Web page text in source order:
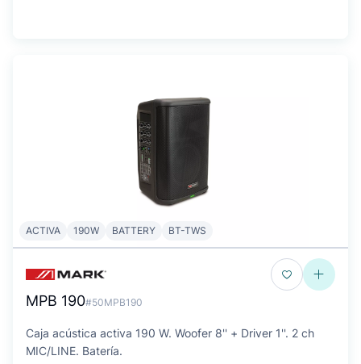
ACTIVA 190W BATTERY BT-TWS
MPB 190#50MPB190
Caja acústica activa 190 W. Woofer 8'' + Driver 1''. 2 ch
MIC/LINE. Batería.